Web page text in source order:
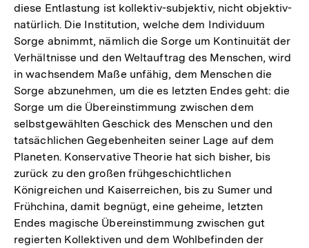
diese Entlastung ist kollektiv-subjektiv, nicht objektiv-
natürlich. Die Institution, welche dem Individuum
Sorge abnimmt, nämlich die Sorge um Kontinuität der
Verhältnisse und den Weltauftrag des Menschen, wird
in wachsendem Maße unfähig, dem Menschen die
Sorge abzunehmen, um die es letzten Endes geht: die
Sorge um die Übereinstimmung zwischen dem
selbstgewählten Geschick des Menschen und den
tatsächlichen Gegebenheiten seiner Lage auf dem
Planeten. Konservative Theorie hat sich bisher, bis
zurück zu den großen frühgeschichtlichen
Königreichen und Kaiserreichen, bis zu Sumer und
Frühchina, damit begnügt, eine geheime, letzten
Endes magische Übereinstimmung zwischen gut
regierten Kollektiven und dem Wohlbefinden der